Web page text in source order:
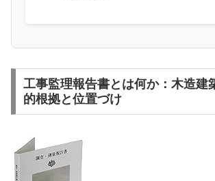
工事監理報告書とは何か：木造建
的根拠と位置づけ